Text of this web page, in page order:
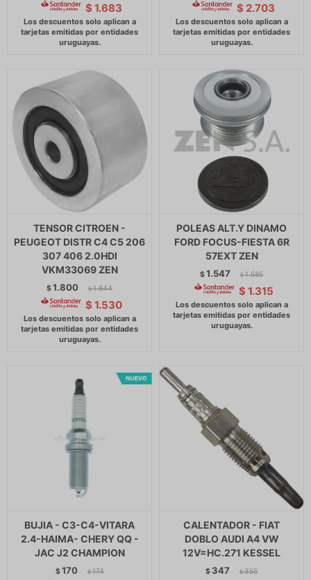
$ 1.683 $ 2.703
TENSOR CITROEN -
PEUGEOT DISTR C4 C5 206
307 406 2.0HDI
VKM33069 ZEN
$1.800 $ 1.844
$ 1.530
POLEAS ALT.Y DINAMO
FORD FOCUS-FIESTA 6R
57EXT ZEN
$1.547 $ 1.585
$ 1.315
BUJIA - C3-C4-VITARA
2.4-HAIMA- CHERY QQ -
JAC J2 CHAMPION
$170 $ 174
CALENTADOR - FIAT
DOBLO AUDI A4 VW
12V=HC.271 KESSEL
$ 347 $ 355